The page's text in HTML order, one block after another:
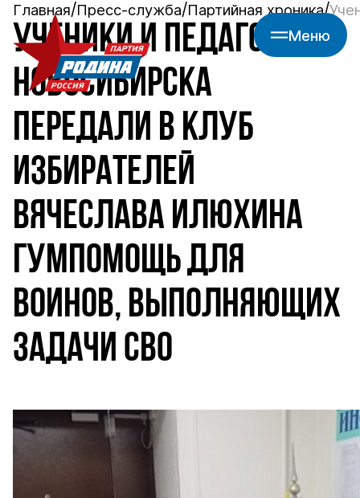
Меню
Главная Пресс-служба Партийная хроника
УЧЕНИКИ И ПЕДАГОГИ
НОВОСИБИРСКА
ПЕРЕДАЛИ В КЛУБ
ИЗБИРАТЕЛЕЙ
ВЯЧЕСЛАВА ИЛЮХИНА
ГУМПОМОЩЬ ДЛЯ
ВОИНОВ, ВЫПОЛНЯЮЩИХ
ЗАДАЧИ СВО